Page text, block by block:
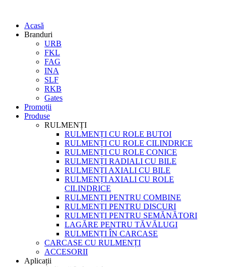
Acasă
Branduri
URB
FKL
FAG
INA
SLF
RKB
Gates
Promoții
Produse
RULMENȚI
RULMENȚI CU ROLE BUTOI
RULMENȚI CU ROLE CILINDRICE
RULMENȚI CU ROLE CONICE
RULMENȚI RADIALI CU BILE
RULMENȚI AXIALI CU BILE
RULMENȚI AXIALI CU ROLE
CILINDRICE
RULMENȚI PENTRU COMBINE
RULMENȚI PENTRU DISCURI
RULMENȚI PENTRU SEMĂNĂTORI
LAGĂRE PENTRU TĂVĂLUGI
RULMENȚI ÎN CARCASE
CARCASE CU RULMENȚI
ACCESORII
Aplicații